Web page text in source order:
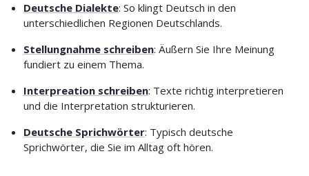
Deutsche Dialekte: So klingt Deutsch in den
unterschiedlichen Regionen Deutschlands.
Stellungnahme schreiben: Äußern Sie Ihre Meinung
fundiert zu einem Thema.
Interpreation schreiben: Texte richtig interpretieren
und die Interpretation strukturieren.
Deutsche Sprichwörter: Typisch deutsche
Sprichwörter, die Sie im Alltag oft hören.